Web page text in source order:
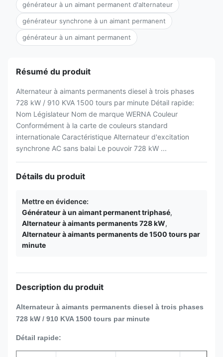
générateur à un aimant permanent d'alternateur
générateur synchrone à un aimant permanent
générateur à un aimant permanent
Résumé du produit
Alternateur à aimants permanents diesel à trois phases
728 kW / 910 KVA 1500 tours par minute Détail rapide:
Nom Législateur Nom de marque WERNA Couleur
Conformément à la carte de couleurs standard
internationale Caractéristique Alternateur d'excitation
synchrone AC sans balai Le pouvoir 728 kW ...
Détails du produit
Mettre en évidence:
Générateur à un aimant permanent triphasé,
Alternateur à aimants permanents 728 kW,
Alternateur à aimants permanents de 1500 tours par
minute
Description du produit
Alternateur à aimants permanents diesel à trois phases
728 kW / 910 KVA 1500 tours par minute
Détail rapide: